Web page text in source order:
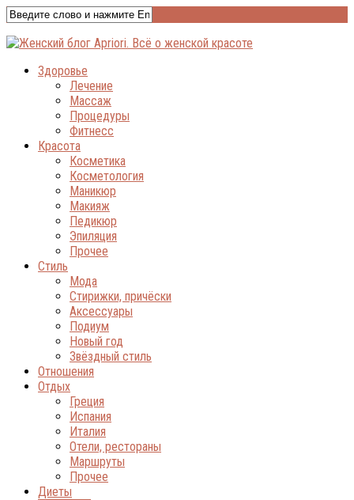
Здоровье
Лечение
Массаж
Процедуры
Фитнесс
Красота
Косметика
Косметология
Маникюр
Макияж
Педикюр
Эпиляция
Прочее
Стиль
Мода
Стирижки, причёски
Аксессуары
Подиум
Новый год
Звёздный стиль
Отношения
Отдых
Греция
Испания
Италия
Отели, рестораны
Маршруты
Прочее
Диеты